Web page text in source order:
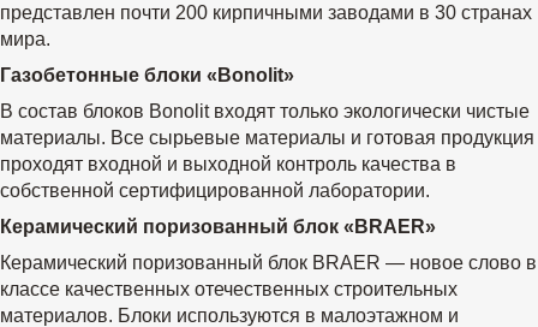
представлен почти 200 кирпичными заводами в 30 странах
мира.
Газобетонные блоки «Bonolit»
В состав блоков Bonolit входят только экологически чистые
материалы. Все сырьевые материалы и готовая продукция
проходят входной и выходной контроль качества в
собственной сертифицированной лаборатории.
Керамический поризованный блок «BRAER»
Керамический поризованный блок BRAER — новое слово в
классе качественных отечественных строительных
материалов. Блоки используются в малоэтажном и